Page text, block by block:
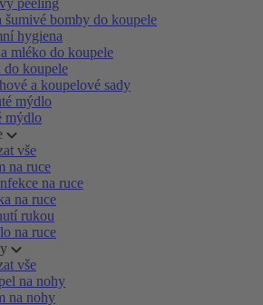
peeling
šumivé bomby do koupele
hygiena
mléko do koupele
do koupele
a koupelové sady
mýdlo
mýdlo
vše
na ruce
na ruce
na ruce
rukou
na ruce
vše
na nohy
na nohy